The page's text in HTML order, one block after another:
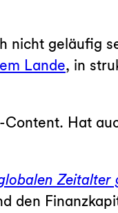
nicht geläufig
Lande, in
Hat
Zeitalter
den